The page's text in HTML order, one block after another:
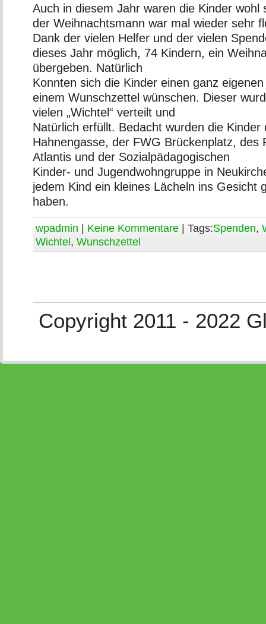
Auch in diesem Jahr waren die Kinder wohl
der Weihnachtsmann war mal wieder sehr
Dank der vielen Helfer und der vielen
dieses Jahr möglich, 74 Kindern, ein
übergeben. Natürlich
Konnten sich die Kinder einen ganz
einem Wunschzettel wünschen. Dieser
vielen „Wichtel“ verteilt und
Natürlich erfüllt. Bedacht wurden die Kinder
Hahnengasse, der FWG Brückenplatz, des
Atlantis und der Sozialpädagogischen
Kinder- und Jugendwohngruppe in
jedem Kind ein kleines Lächeln ins Gesicht
haben.
wpadmin | Keine Kommentare | Tags:Spenden,
Wichtel, Wunschzettel
Copyright 2011 - 2022